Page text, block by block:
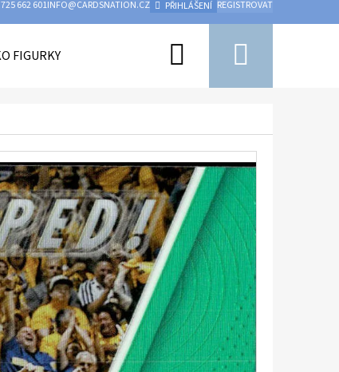
662 601INFO@CARDSNATION.CZ PŘIHLÁŠENÍ REGISTROVAT
FIGURKY Hledat
Následující